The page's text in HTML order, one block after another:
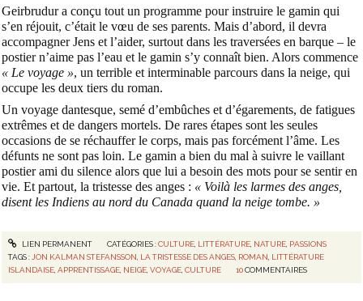
Geirbrudur a conçu tout un programme pour instruire le gamin qui
s’en réjouit, c’était le vœu de ses parents. Mais d’abord, il devra
accompagner Jens et l’aider, surtout dans les traversées en barque – le
postier n’aime pas l’eau et le gamin s’y connaît bien. Alors commence
« Le voyage », un terrible et interminable parcours dans la neige, qui
occupe les deux tiers du roman.
Un voyage dantesque, semé d’embûches et d’égarements, de fatigues
extrêmes et de dangers mortels. De rares étapes sont les seules
occasions de se réchauffer le corps, mais pas forcément l’âme. Les
défunts ne sont pas loin. Le gamin a bien du mal à suivre le vaillant
postier ami du silence alors que lui a besoin des mots pour se sentir en
vie. Et partout, la tristesse des anges : « Voilà les larmes des anges,
disent les Indiens au nord du Canada quand la neige tombe. »
LIEN PERMANENT CATÉGORIES :CULTURE, LITTÉRATURE, NATURE, PASSIONS
TAGS : JON KALMAN STEFANSSON LA TRISTESSE DES ANGES ROMAN LITTÉRATURE
ISLANDAISE ,APPRENTISSAGE NEIGE ,VOYAGE ,CULTURE 10 COMMENTAIRES